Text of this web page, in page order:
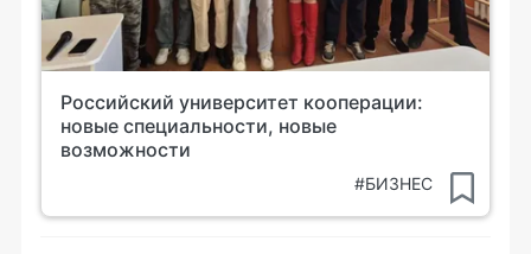
Российский университет кооперации:
новые специальности, новые
возможности
#БИЗНЕС